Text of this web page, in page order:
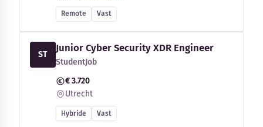
Remote Vast
ST
Junior Cyber Security XDR Engineer
StudentJob
€ 3.720
Utrecht
Hybride Vast